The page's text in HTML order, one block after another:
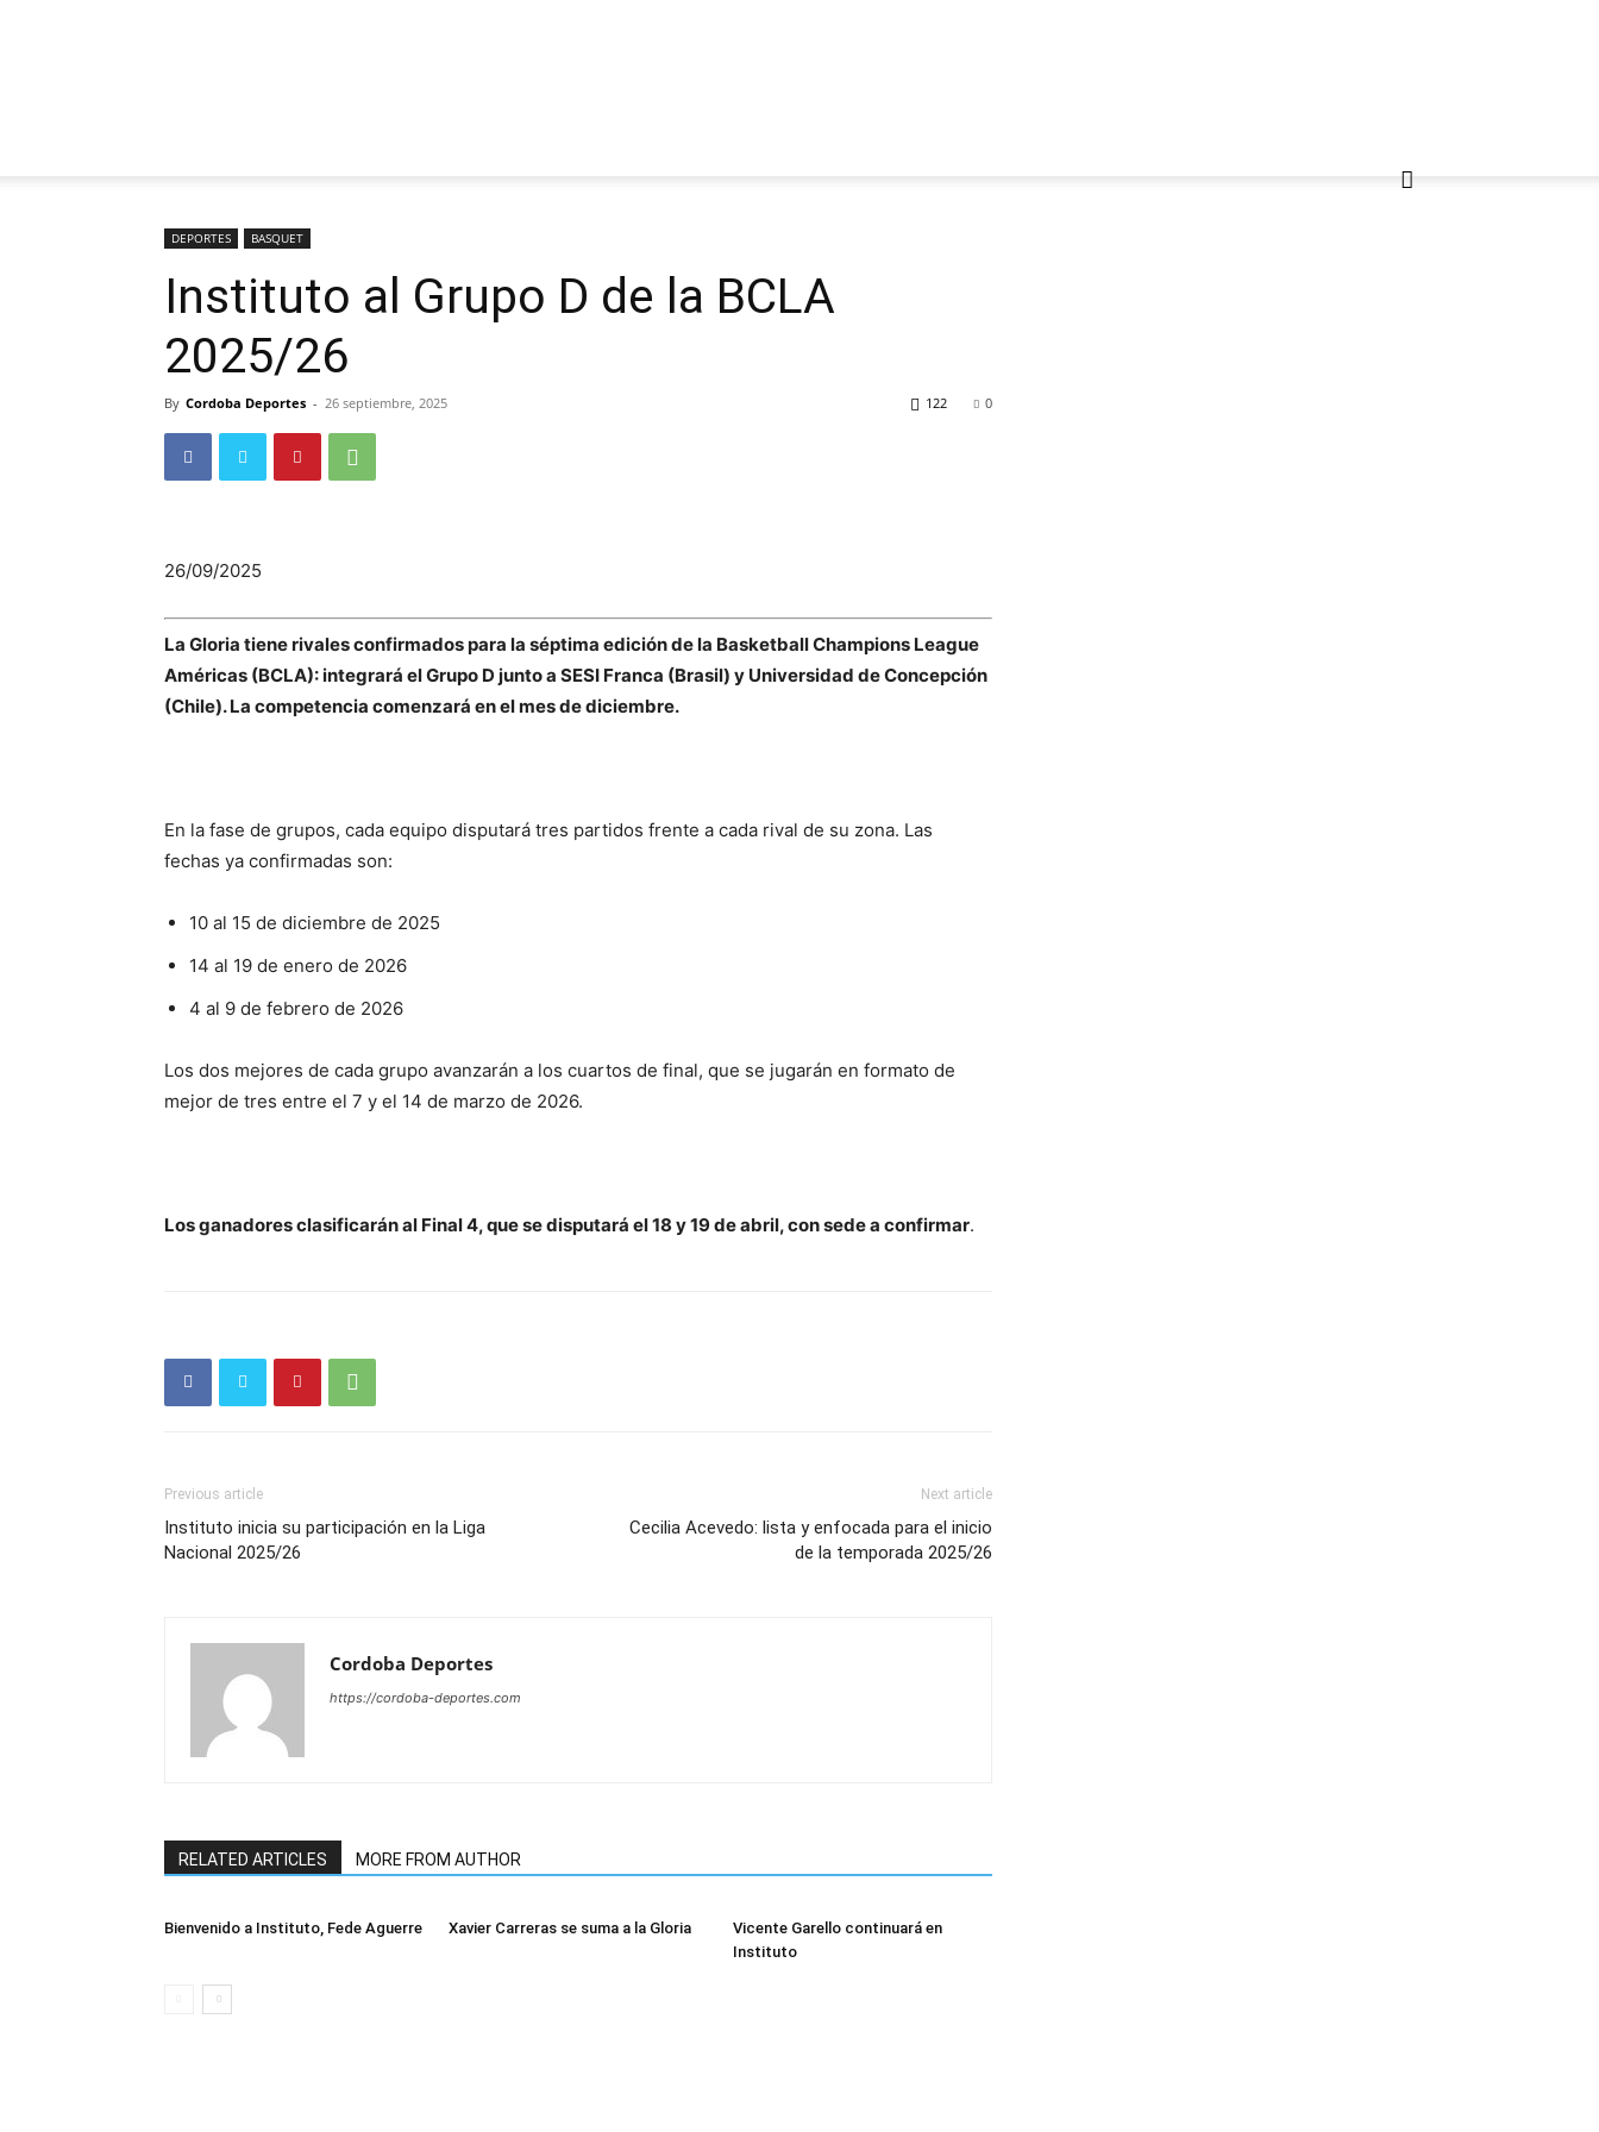
DEPORTES BASQUET
Instituto al Grupo D de la BCLA
2025/26
By Cordoba Deportes - 26 septiembre, 2025 0
122
26/09/2025
La Gloria tiene rivales confirmados para la séptima edición de la Basketball Champions League
Américas (BCLA): integrará el Grupo D junto a SESI Franca (Brasil) y Universidad de Concepción
(Chile). La competencia comenzará en el mes de diciembre.
En la fase de grupos, cada equipo disputará tres partidos frente a cada rival de su zona. Las
fechas ya confirmadas son:
10 al 15 de diciembre de 2025
14 al 19 de enero de 2026
4 al 9 de febrero de 2026
Los dos mejores de cada grupo avanzarán a los cuartos de final, que se jugarán en formato de
mejor de tres entre el 7 y el 14 de marzo de 2026.
Los ganadores clasificarán al Final 4, que se disputará el 18 y 19 de abril, con sede a confirmar.
Previous article
Instituto inicia su participación en la Liga
Nacional 2025/26
Next article
Cecilia Acevedo: lista y enfocada para el inicio
de la temporada 2025/26
Cordoba Deportes
https://cordoba-deportes.com
RELATED ARTICLES MORE FROM AUTHOR
Bienvenido a Instituto, Fede Aguerre Xavier Carreras se suma a la Gloria
Vicente Garello continuará en
Instituto